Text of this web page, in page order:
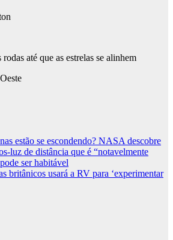
rodas até que as estrelas se alinhem
estão se escondendo? NASA descobre
luz de distância que é “notavelmente
ser habitável
britânicos usará a RV para ‘experimentar